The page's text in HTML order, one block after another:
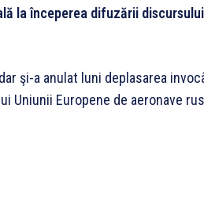
la începerea difuzării
şi-a anulat luni deplasarea
Uniunii Europene de aeronave